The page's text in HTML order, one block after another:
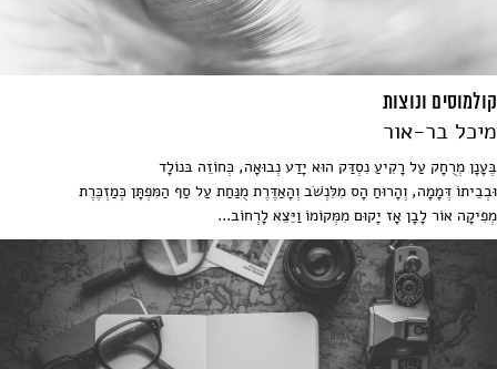
קולמוסים ונוצות
מיכל בר-אור
בֶּעָנָן מְרֻחָק עַל רָקִיעַ נִסְדַּק הוּא יָדַע נְבוּאָה, כְּחוֹזֵה בּנוֹלָד
וּבְבֵיתוֹ דְּמָמָה, וְהָרוּחַ הָס מִלִּנְשֹׁב וְהָאַדֶּרֶת מֻנַּחַת עַל סַף הַמִּפְתָּן כְּמַזְכֶּרֶת
מְפִיקָה אוֹר לָבָן אָז יָקוּם מִמְּקוֹמוֹ וַיֵּצֵא לָרְחוֹב...